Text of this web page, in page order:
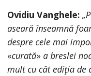
Ovidiu Vanghele:
aseară înseamnă
despre cele mai
«curată» a breslei
mult cu cât ediţia de